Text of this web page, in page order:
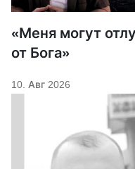
«Меня могут
от Бога»
10. Авг 2026